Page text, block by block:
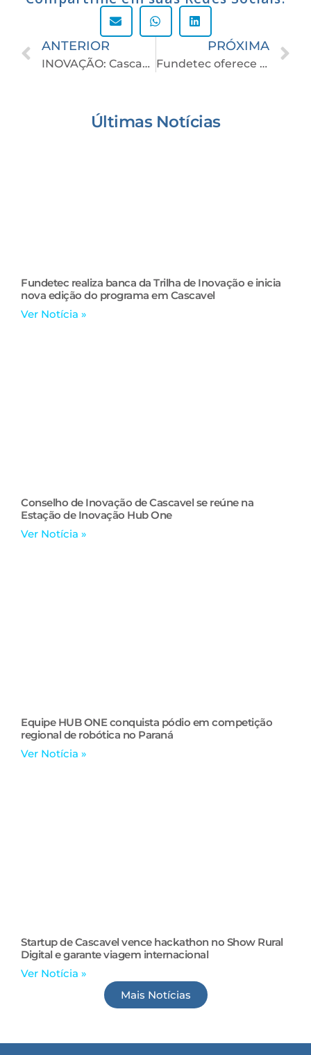
ANTERIOR
INOVAÇÃO: Cascavel sedia evento de tecnologia para agricultura familiar e agroindústrias
PRÓXIMA
Fundetec oferece resultados práticos para startups de Cascavel
Últimas Notícias
Fundetec realiza banca da Trilha de Inovação e inicia
nova edição do programa em Cascavel
Ver Notícia »
Conselho de Inovação de Cascavel se reúne na
Estação de Inovação Hub One
Ver Notícia »
Equipe HUB ONE conquista pódio em competição
regional de robótica no Paraná
Ver Notícia »
Startup de Cascavel vence hackathon no Show Rural
Digital e garante viagem internacional
Ver Notícia »
Mais Notícias